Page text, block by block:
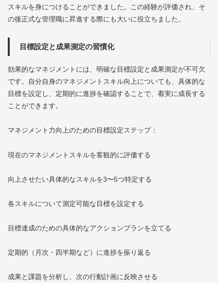
スキルを身につけることができました。この経験が評価され、そ
の後正式な管理職に昇進する際にも大いに役立ちました。
目標設定と成果測定の習慣化
効果的なマネジメントには、明確な目標設定と成果測定が不可欠
です。自分自身のマネジメントスキル向上についても、具体的な
目標を設定し、定期的に進捗を確認することで、着実に成長する
ことができます。
マネジメント力向上のための目標設定ステップ：
現在のマネジメントスキルを客観的に評価する
向上させたい具体的なスキルを3〜5つ特定する
各スキルについて測定可能な目標を設定する
目標達成のための具体的なアクションプランを立てる
定期的（月次・四半期など）に進捗を振り返る
成果と課題を分析し、次の行動計画に反映させる